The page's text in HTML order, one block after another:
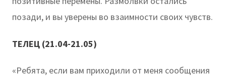
позади, и вы уверены во взаимности своих чувств.
ТЕЛЕЦ (21.04-21.05)
«Ребята, если вам приходили от меня сообщения